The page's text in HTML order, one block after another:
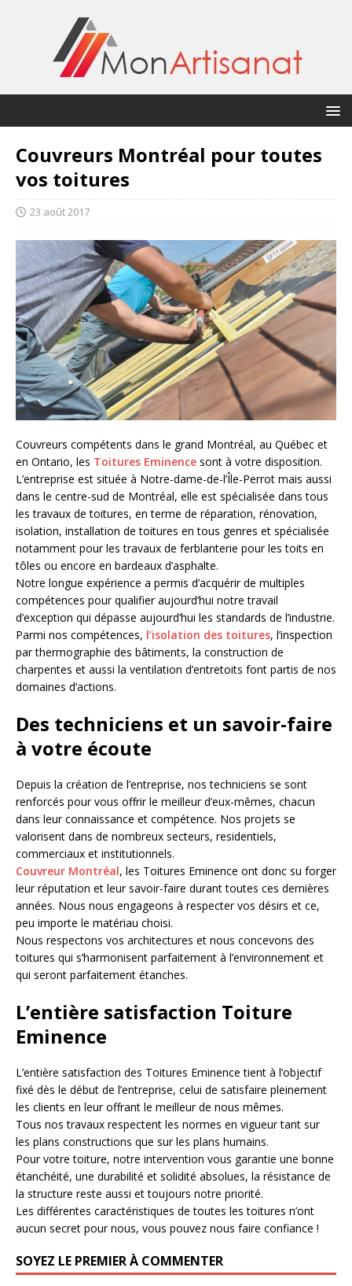
Couvreurs Montréal pour toutes
vos toitures
23 août 2017
Couvreurs compétents dans le grand Montréal, au Québec et
en Ontario, les Toitures Eminence sont à votre disposition.
L’entreprise est située à Notre-dame-de-l’Île-Perrot mais aussi
dans le centre-sud de Montréal, elle est spécialisée dans tous
les travaux de toitures, en terme de réparation, rénovation,
isolation, installation de toitures en tous genres et spécialisée
notamment pour les travaux de ferblanterie pour les toits en
tôles ou encore en bardeaux d’asphalte.
Notre longue expérience a permis d’acquérir de multiples
compétences pour qualifier aujourd’hui notre travail
d’exception qui dépasse aujourd’hui les standards de l’industrie.
Parmi nos compétences, l’isolation des toitures, l’inspection
par thermographie des bâtiments, la construction de
charpentes et aussi la ventilation d’entretoits font partis de nos
domaines d’actions.
Des techniciens et un savoir-faire
à votre écoute
Depuis la création de l’entreprise, nos techniciens se sont
renforcés pour vous offrir le meilleur d’eux-mêmes, chacun
dans leur connaissance et compétence. Nos projets se
valorisent dans de nombreux secteurs, residentiels,
commerciaux et institutionnels.
Couvreur Montréal, les Toitures Eminence ont donc su forger
leur réputation et leur savoir-faire durant toutes ces dernières
années. Nous nous engageons à respecter vos désirs et ce,
peu importe le matériau choisi.
Nous respectons vos architectures et nous concevons des
toitures qui s’harmonisent parfaitement à l’environnement et
qui seront parfaitement étanches.
L’entière satisfaction Toiture
Eminence
L’entière satisfaction des Toitures Eminence tient à l’objectif
fixé dès le début de l’entreprise, celui de satisfaire pleinement
les clients en leur offrant le meilleur de nous mêmes.
Tous nos travaux respectent les normes en vigueur tant sur
les plans constructions que sur les plans humains.
Pour votre toiture, notre intervention vous garantie une bonne
étanchéité, une durabilité et solidité absolues, la résistance de
la structure reste aussi et toujours notre priorité.
Les différentes caractéristiques de toutes les toitures n’ont
aucun secret pour nous, vous pouvez nous faire confiance !
SOYEZ LE PREMIER À COMMENTER